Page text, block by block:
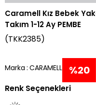
Caramell Kız Bebek
Takım 1-12 Ay PEMBE
(TKK2385)
Marka : CARAMELL %20
İndirim
Renk Seçenekleri